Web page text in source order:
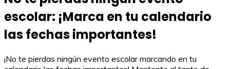
escolar: ¡Marca en tu calendario
las fechas importantes!
¡No te pierdas ningún evento escolar marcando en tu